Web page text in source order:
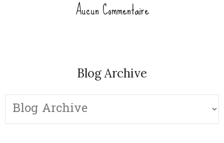
Aucun Commentaire
Blog Archive